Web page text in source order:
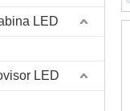
LED
LED